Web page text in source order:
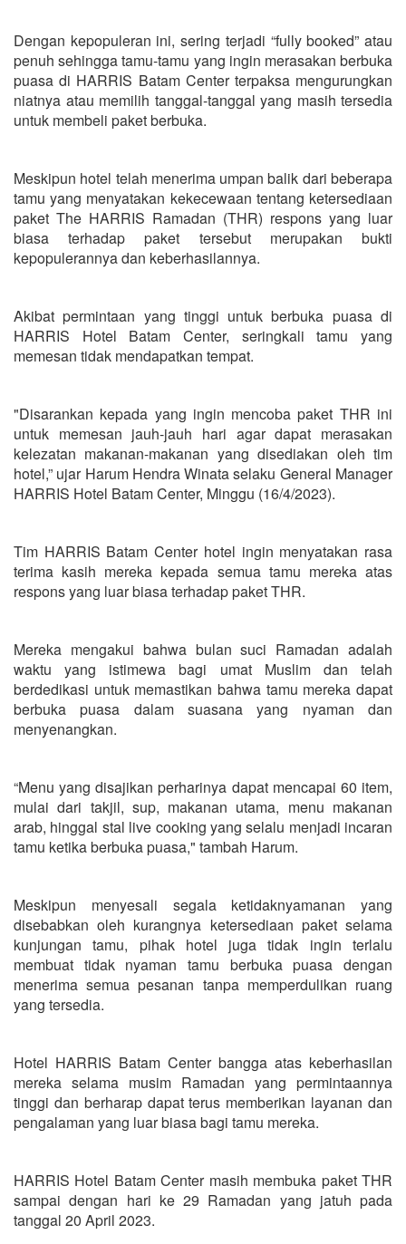
Dengan kepopuleran ini, sering terjadi “fully booked” atau
penuh sehingga tamu-tamu yang ingin merasakan berbuka
puasa di HARRIS Batam Center terpaksa mengurungkan
niatnya atau memilih tanggal-tanggal yang masih tersedia
untuk membeli paket berbuka.
Meskipun hotel telah menerima umpan balik dari beberapa
tamu yang menyatakan kekecewaan tentang ketersediaan
paket The HARRIS Ramadan (THR) respons yang luar
biasa terhadap paket tersebut merupakan bukti
kepopulerannya dan keberhasilannya.
Akibat permintaan yang tinggi untuk berbuka puasa di
HARRIS Hotel Batam Center, seringkali tamu yang
memesan tidak mendapatkan tempat.
"Disarankan kepada yang ingin mencoba paket THR ini
untuk memesan jauh-jauh hari agar dapat merasakan
kelezatan makanan-makanan yang disediakan oleh tim
hotel,” ujar Harum Hendra Winata selaku General Manager
HARRIS Hotel Batam Center, Minggu (16/4/2023).
Tim HARRIS Batam Center hotel ingin menyatakan rasa
terima kasih mereka kepada semua tamu mereka atas
respons yang luar biasa terhadap paket THR.
Mereka mengakui bahwa bulan suci Ramadan adalah
waktu yang istimewa bagi umat Muslim dan telah
berdedikasi untuk memastikan bahwa tamu mereka dapat
berbuka puasa dalam suasana yang nyaman dan
menyenangkan.
“Menu yang disajikan perharinya dapat mencapai 60 item,
mulai dari takjil, sup, makanan utama, menu makanan
arab, hinggal stal live cooking yang selalu menjadi incaran
tamu ketika berbuka puasa," tambah Harum.
Meskipun menyesali segala ketidaknyamanan yang
disebabkan oleh kurangnya ketersediaan paket selama
kunjungan tamu, pihak hotel juga tidak ingin terlalu
membuat tidak nyaman tamu berbuka puasa dengan
menerima semua pesanan tanpa memperdulikan ruang
yang tersedia.
Hotel HARRIS Batam Center bangga atas keberhasilan
mereka selama musim Ramadan yang permintaannya
tinggi dan berharap dapat terus memberikan layanan dan
pengalaman yang luar biasa bagi tamu mereka.
HARRIS Hotel Batam Center masih membuka paket THR
sampai dengan hari ke 29 Ramadan yang jatuh pada
tanggal 20 April 2023.